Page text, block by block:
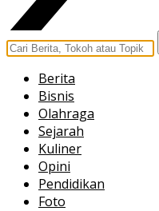
Berita
Bisnis
Olahraga
Sejarah
Kuliner
Opini
Pendidikan
Foto